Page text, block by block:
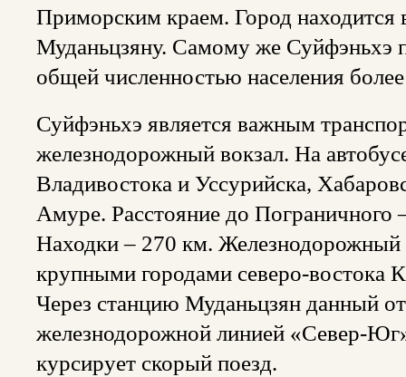
Приморским краем. Город находится
Муданьцзяну. Самому же Суйфэньхэ
общей численностью населения
Суйфэньхэ является важным
железнодорожный вокзал. На
Владивостока и Уссурийска,
Амуре. Расстояние до
Находки – 270 км. Железнодорожный
крупными городами северо-востока
Через станцию Муданьцзян данный
железнодорожной линией «Север-
курсирует скорый поезд.